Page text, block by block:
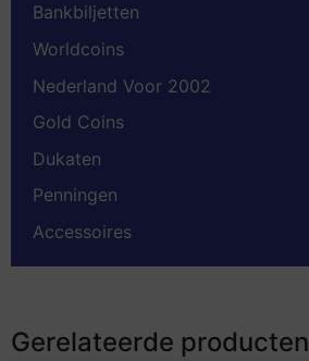
Bankbiljetten
Worldcoins
Nederland Voor 2002
Gold Coins
Dukaten
Penningen
Accessoires
Gerelateerde producten